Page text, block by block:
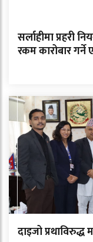
सर्लाहीमा प्रहरी
रकम कारोबार गर्ने
दाइजो